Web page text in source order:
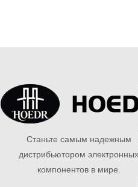
Станьте самым надежным
дистрибьютором электронных
компонентов в мире.